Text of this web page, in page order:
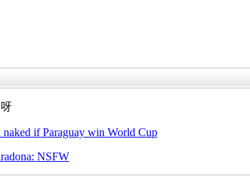
if Paraguay win World Cup
NSFW